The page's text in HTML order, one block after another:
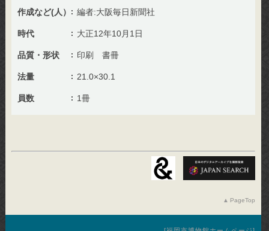
作成など(人） 編者:大阪毎日新聞社
時代 大正12年10月1日
品質・形状 印刷 書冊
法量 21.0×30.1
員数 1冊
PageTop